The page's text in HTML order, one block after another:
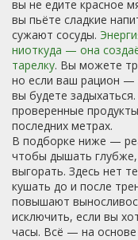
вы не едите красное
вы пьёте сладкие
сужают сосуды.
ниоткуда — она
тарелку. Вы можете
но если ваш рацион —
вы будете
проверенные
последних метрах.
В подборке ниже —
чтобы дышать глубже,
выгорать. Здесь нет
кушать до и после
повышают
исключить, если вы
часы. Всё — на основе